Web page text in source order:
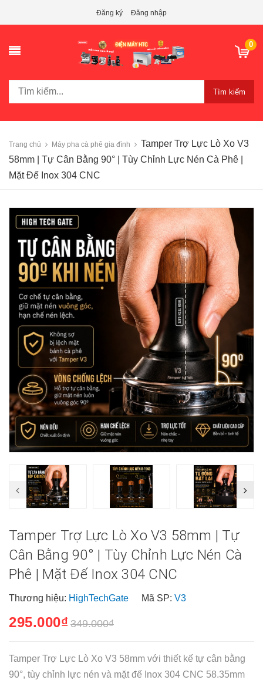
Đăng ký Đăng nhập
0
Tìm kiếm
Trang chủ Máy pha cà phê gia đình
Tamper Trợ Lực Lò Xo V3
58mm | Tự Cân Bằng 90° | Tùy Chỉnh Lực Nén Cà Phê |
Mặt Đế Inox 304 CNC
Tamper Trợ Lực Lò Xo V3 58mm | Tự
Cân Bằng 90° | Tùy Chỉnh Lực Nén Cà
Phê | Mặt Đế Inox 304 CNC
Thương hiệu: HighTechGate Mã SP: V3
295.000₫ 349.000₫
Tamper Trợ Lực Lò Xo V3 58mm với thiết kế tự cân bằng
90°, tùy chỉnh lực nén và mặt đế Inox 304 CNC 58.35mm